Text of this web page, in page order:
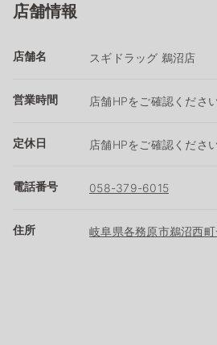
店舗情報
店舗名 スギドラッグ 鵜沼店
営業時間 店舗HPをご確認くださ
定休日 店舗HPをご確認くださ
電話番号 058-379-6015
住所 岐阜県各務原市鵜沼西町